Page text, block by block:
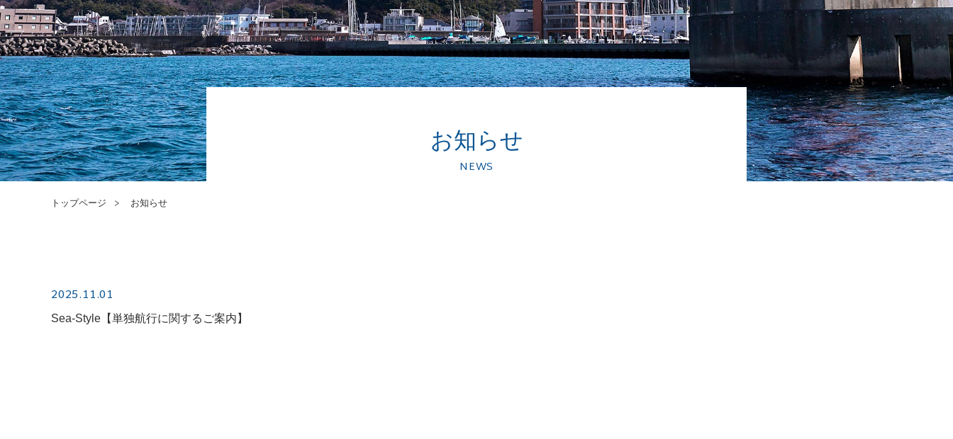
トップページ お知らせ
お知らせ
NEWS
2025.11.01
Sea-Style【単独航行に関するご案内】